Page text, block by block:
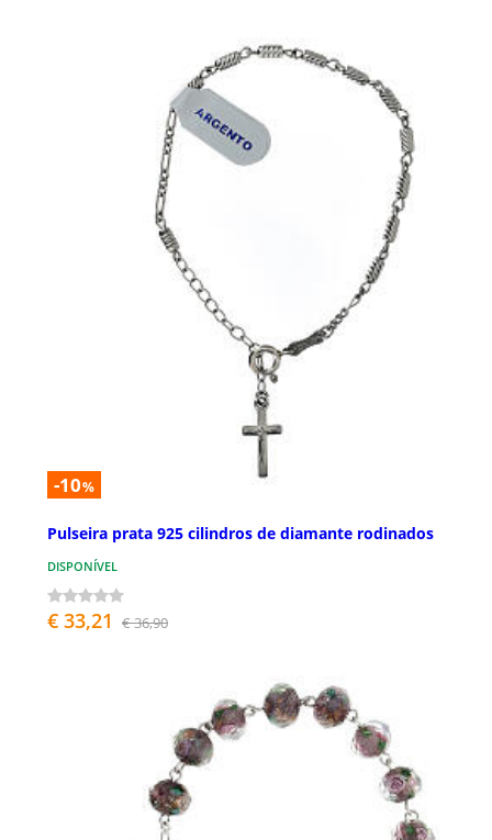
-10%
Pulseira prata 925 cilindros de diamante rodinados
DISPONÍVEL
€ 33,21 € 36,90